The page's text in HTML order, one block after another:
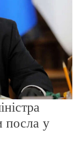
ж
и
м
у
посла у